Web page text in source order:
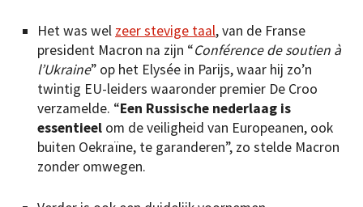
Het was wel zeer stevige taal, van de Franse
president Macron na zijn “Conférence de soutien à
l’Ukraine” op het Elysée in Parijs, waar hij zo’n
twintig EU-leiders waaronder premier De Croo
verzamelde. “Een Russische nederlaag is
essentieel om de veiligheid van Europeanen, ook
buiten Oekraïne, te garanderen”, zo stelde Macron
zonder omwegen.